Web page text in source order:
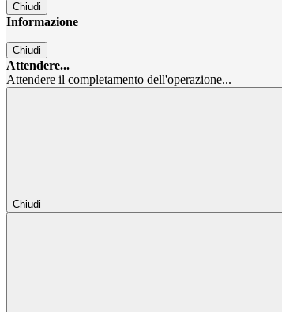
Chiudi
Informazione
Chiudi
Attendere...
Attendere il completamento dell'operazione...
Chiudi